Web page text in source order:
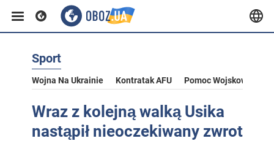
Sport
Wojna Na Ukrainie Kontratak AFU Pomoc Wojskowa Dla
Wraz z kolejną walką Usika
nastąpił nieoczekiwany zwrot